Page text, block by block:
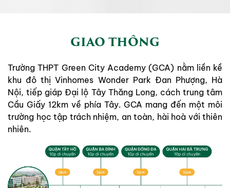
GIAO THÔNG
Trường THPT Green City Academy (GCA) nằm liền kề
khu đô thị Vinhomes Wonder Park Đan Phượng, Hà
Nội, tiếp giáp Đại lộ Tây Thăng Long, cách trung tâm
Cầu Giấy 12km về phía Tây. GCA mang đến một môi
trường học tập trách nhiệm, an toàn, hài hoà với thiên
nhiên.